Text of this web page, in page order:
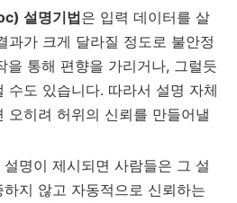
설명기법은 입력 데이터를 살
과가 크게 달라질 정도로 불안정
을 통해 편향을 가리거나, 그럴듯
수도 있습니다. 따라서 설명 자체
오히려 허위의 신뢰를 만들어낼
명이 제시되면 사람들은 그 설
지 않고 자동적으로 신뢰하는